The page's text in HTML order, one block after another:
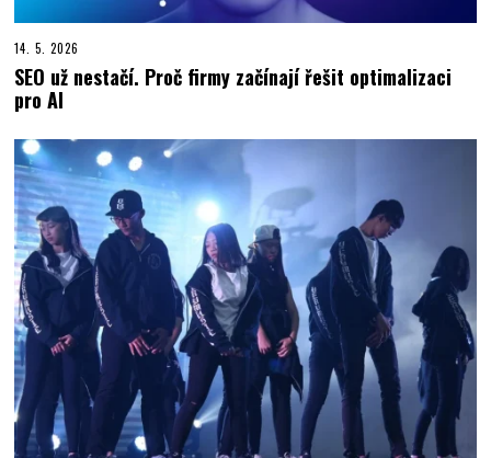
14. 5. 2026
SEO už nestačí. Proč firmy začínají řešit optimalizaci
pro AI